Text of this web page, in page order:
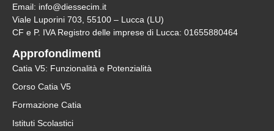
Email: info@diessecim.it
Viale Luporini 703, 55100 – Lucca (LU)
CF e P. IVA Registro delle imprese di Lucca: 01655880464
Approfondimenti
Catia V5: Funzionalità e Potenzialità
Corso Catia V5
Formazione Catia
Istituti Scolastici